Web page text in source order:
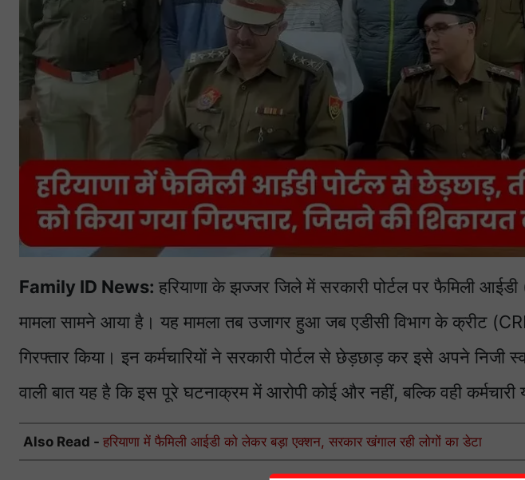
Family ID News: हरियाणा के झज्जर जिले में सरकारी पोर्टल पर फैमिली
मामला सामने आया है। यह मामला तब उजागर हुआ जब एडीसी विभाग के क्रीट
गिरफ्तार किया। इन कर्मचारियों ने सरकारी पोर्टल से छेड़छाड़ कर इसे अपने निजी
वाली बात यह है कि इस पूरे घटनाक्रम में आरोपी कोई और नहीं, बल्कि वही
Also Read - हरियाणा में फैमिली आईडी को लेकर बड़ा एक्शन, सरकार खंगाल रही लोगों का डेटा